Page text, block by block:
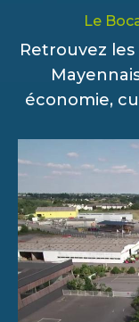
Le
Retrouvez
économie,